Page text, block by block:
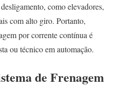
como elevadores,
com alto giro. Portanto,
por corrente contínua é
ou técnico em automação.
de Frenagem